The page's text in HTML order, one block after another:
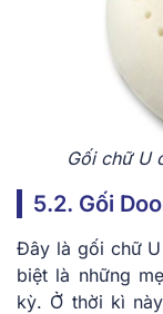
Gối chữ U
5.2. Gối
Đây là gối chữ
biệt là những
kỳ. Ở thời kì